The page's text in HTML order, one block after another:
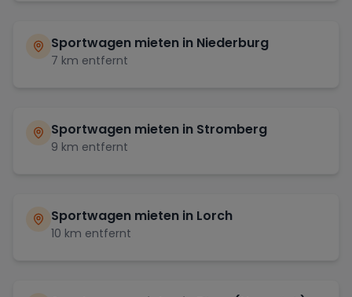
Sportwagen mieten in Niederburg
7 km entfernt
Sportwagen mieten in Stromberg
9 km entfernt
Sportwagen mieten in Lorch
10 km entfernt